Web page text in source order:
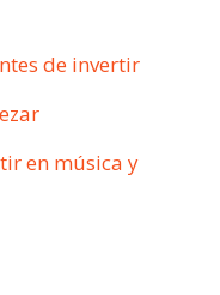
de invertir
en música y